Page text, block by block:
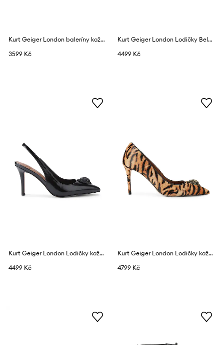
Kurt Geiger London baleríny kožené Mayfair Ballet Flat Wine
3599 Kč
Kurt Geiger London Lodičky Belgravia Sling 85 Other Fabric
4499 Kč
Kurt Geiger London Lodičky kožené Belgravia High Sling Dr Black Patent
4499 Kč
Kurt Geiger London Lodičky kožené Belgravia Eagle Court Camel
4799 Kč